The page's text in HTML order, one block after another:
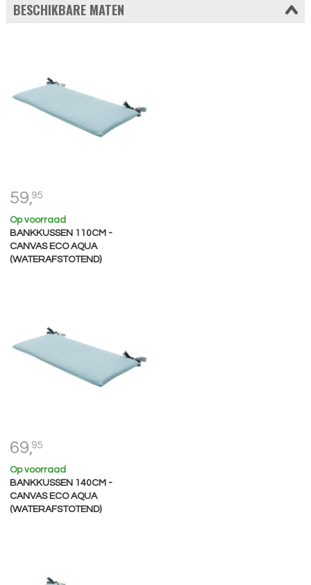
BESCHIKBARE MATEN
59,95
Op voorraad
BANKKUSSEN 110CM -
CANVAS ECO AQUA
(WATERAFSTOTEND)
69,95
Op voorraad
BANKKUSSEN 140CM -
CANVAS ECO AQUA
(WATERAFSTOTEND)